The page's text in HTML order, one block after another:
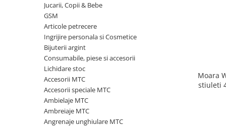
Motoburghie si accesorii
Accesorii motoburghie
Motoburghie
Drujbe, fierastraie electrice
Drujbe pe benzina
Drujbe cu acumulator
Consumabile drujbe, fierastraie
Jucarii, Copii & Bebe
GSM
Articole petrecere
Ingrijire personala si Cosmetice
Bijuterii argint
Consumabile, piese si accesorii
Lichidare stoc
Accesorii MTC
Accesorii speciale MTC
Ambielaje MTC
Ambreiaje MTC
Angrenaje unghiulare MTC
Moara
stiuleti